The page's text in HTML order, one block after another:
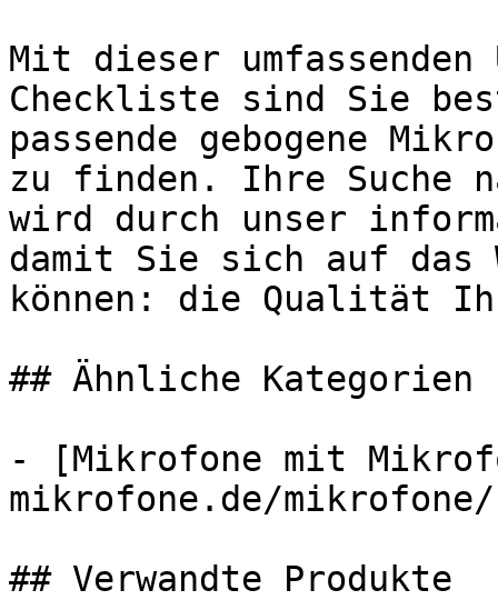
Mit dieser
Checkliste sind Sie
passende gebogene
zu finden. Ihre Suche
wird durch unser
damit Sie sich auf das
können: die Qualität
## Ähnliche Kategorien
- [Mikrofone mit
mikrofone.de/
## Verwandte Produkte